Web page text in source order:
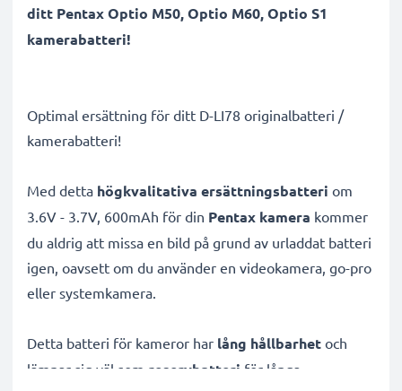
ditt Pentax Optio M50, Optio M60, Optio S1
kamerabatteri!
Optimal ersättning för ditt D-LI78 originalbatteri /
kamerabatteri!
Med detta högkvalitativa ersättningsbatteri om
3.6V - 3.7V, 600mAh för din Pentax kamera kommer
du aldrig att missa en bild på grund av urladdat batteri
igen, oavsett om du använder en videokamera, go-pro
eller systemkamera.
Detta batteri för kameror har lång hållbarhet och
lämpar sig väl som reservbatteri för långa